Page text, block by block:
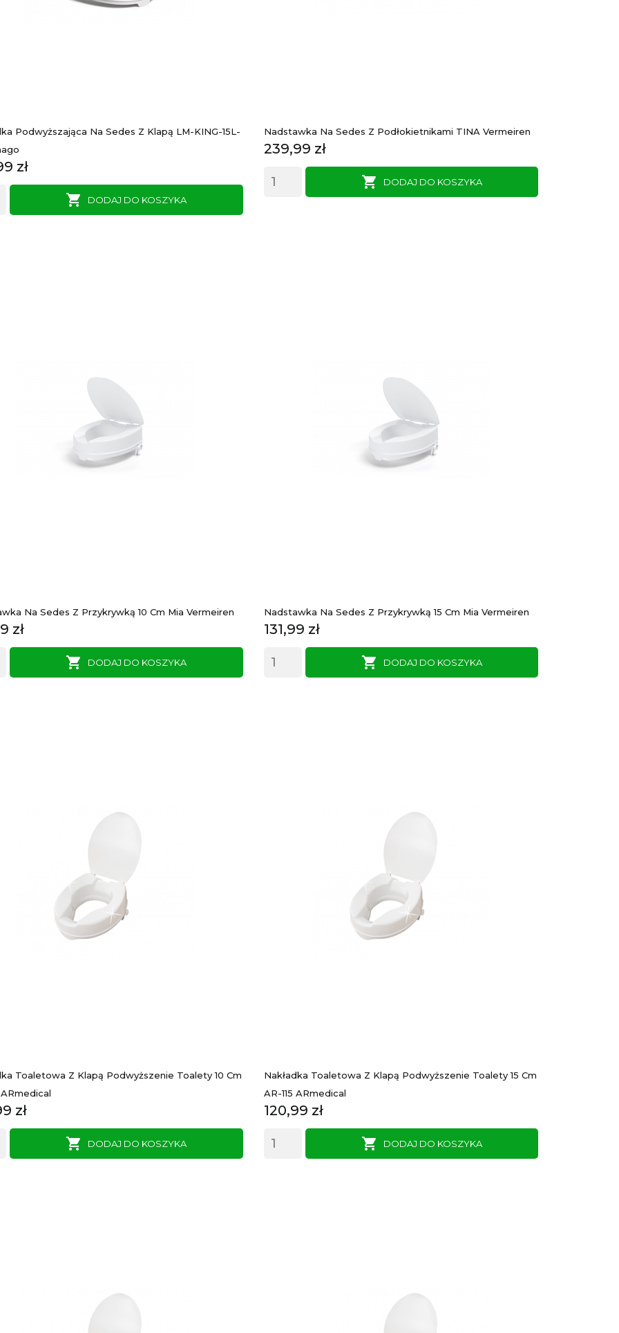
Podwyższająca Na Sedes Z Klapą LM-KING-15L-
zł

DODAJ DO KOSZYKA
Nadstawka Na Sedes Z Podłokietnikami TINA Vermeiren
Cena
239,99 zł

DODAJ DO KOSZYKA
Na Sedes Z Przykrywką 10 Cm Mia Vermeiren
zł

DODAJ DO KOSZYKA
Nadstawka Na Sedes Z Przykrywką 15 Cm Mia Vermeiren
Cena
131,99 zł

DODAJ DO KOSZYKA
Toaletowa Z Klapą Podwyższenie Toalety 10 Cm
ARmedical
zł

DODAJ DO KOSZYKA
Nakładka Toaletowa Z Klapą Podwyższenie Toalety 15 Cm
AR-115 ARmedical
Cena
120,99 zł

DODAJ DO KOSZYKA